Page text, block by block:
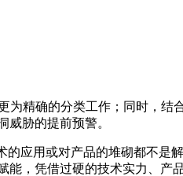
为精确的分类工作；同时，
胁的提前预警。
应用或对产品的堆砌都不是
，凭借过硬的技术实力、